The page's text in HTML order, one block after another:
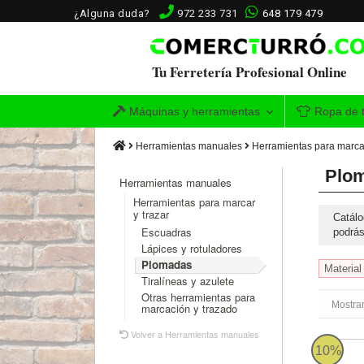
¿Alguna duda? 972 233 731 648 179 479
Tu Ferretería Profesional Online
Máquinas y herramientas Ropa de
Herramientas manuales Herramientas para
Herramientas manuales
Herramientas para marcar
y trazar
Escuadras
Lápices y rotuladores
Plomadas
Tiralíneas y azulete
Otras herramientas para
marcación y trazado
Volver a Herramientas manuales
10%